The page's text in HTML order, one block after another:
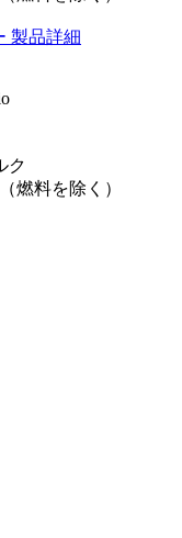
製品詳細
ク
燃料を除く）